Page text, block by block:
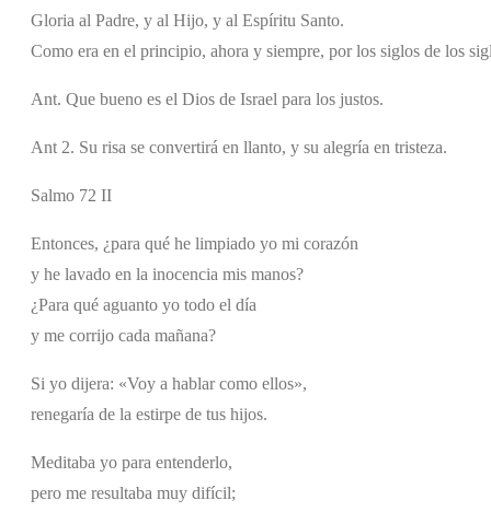
Gloria al Padre, y al Hijo, y al Espíritu Santo.
Como era en el principio, ahora y siempre, por los siglos de los
Ant. Que bueno es el Dios de Israel para los justos.
Ant 2. Su risa se convertirá en llanto, y su alegría en tristeza.
Salmo 72 II
Entonces, ¿para qué he limpiado yo mi corazón
y he lavado en la inocencia mis manos?
¿Para qué aguanto yo todo el día
y me corrijo cada mañana?
Si yo dijera: «Voy a hablar como ellos»,
renegaría de la estirpe de tus hijos.
Meditaba yo para entenderlo,
pero me resultaba muy difícil;